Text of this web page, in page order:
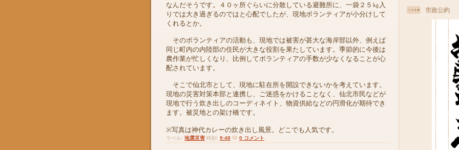
なんだそうです。４０ヶ所ぐらいに分散している避難所に、一袋２５㎏入
りでは大き過ぎるのではと心配でしたが、現地ボランティアが小分けして
くれるとか。
そのボランティアの活動も、現地では被害が甚大な海岸部以外、例えば
同じ町内の内陸部の住民が大きな役割を果たしています。季節的に今後は
農作業が忙しくなり、比例してボランティアの手数が少なくなることが心
配されています。
そこで仙北市として、現地に駐在所を開設できないかを考えています。
現地の災害対策本部と連携し、ご迷惑をかけることなく、仙北市民などが
現地で行う炊き出しのコーディネイト、物資供給などの円滑化が期待でき
ます。被災地との架け橋です。
※写真は神代カレーの炊き出し風景。どこでも人気です。
ラベル: 地震災害 時刻: 9:48 0 コメント
市政公約